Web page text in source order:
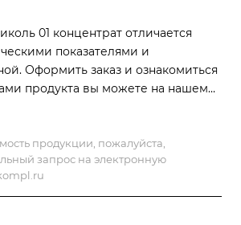
01 концентрат отличается
показателями и
Оформить заказ и ознакомиться
продукта вы можете на нашем
продукции, пожалуйста,
запрос на электронную